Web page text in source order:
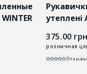
утеплені
375.00
розничная
Отзывы